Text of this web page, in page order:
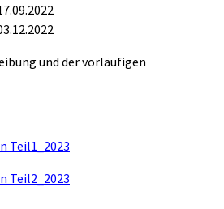
und der vorläufigen
Teil1_2023
Teil2_2023